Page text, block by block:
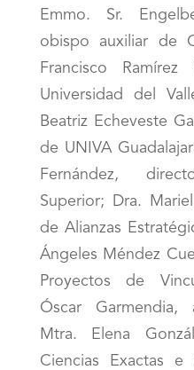
Emmo. Sr.
obispo auxiliar de
Francisco
Universidad del
Beatriz Echeveste
de UNIVA
Fernández,
Superior; Dra.
de Alianzas
Ángeles Méndez
Proyectos de
Óscar Garmendia,
Mtra. Elena
Ciencias Exactas e